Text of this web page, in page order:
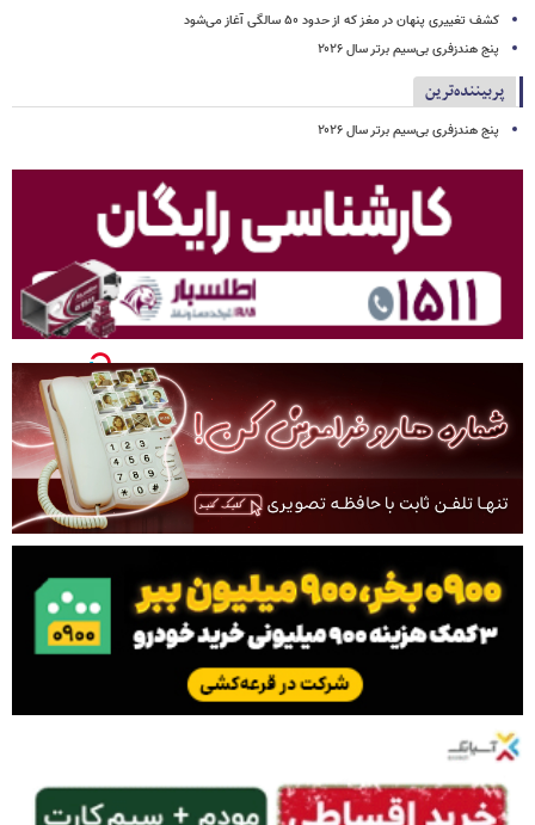
کشف تغییری پنهان در مغز که از حدود ۵۰ سالگی آغاز می‌شود
پنج هندزفری بی‌سیم برتر سال ۲۰۲۶
پربیننده‌ترین
پنج هندزفری بی‌سیم برتر سال ۲۰۲۶